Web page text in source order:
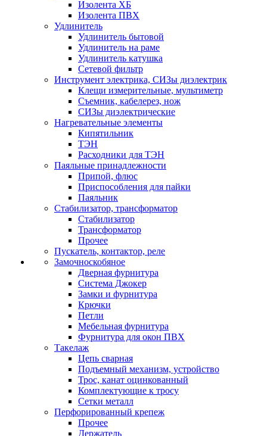
Изолента ХБ
Изолента ПВХ
Удлинитель
Удлинитель бытовой
Удлинитель на раме
Удлинитель катушка
Сетевой фильтр
Инструмент электрика, СИЗы диэлектрик
Клещи измерительные, мультиметр
Съемник, кабелерез, нож
СИЗы диэлектрические
Нагревательные элементы
Кипятильник
ТЭН
Расходники для ТЭН
Паяльные принадлежности
Припой, флюс
Приспособления для пайки
Паяльник
Стабилизатор, трансформатор
Стабилизатор
Трансформатор
Прочее
Пускатель, контактор, реле
Замочноскобяное
Дверная фурнитура
Система Джокер
Замки и фурнитура
Крючки
Петли
Мебельная фурнитура
Фурнитура для окон ПВХ
Такелаж
Цепь сварная
Подъемный механизм, устройство
Трос, канат оцинкованный
Комплектующие к тросу
Сетки металл
Перфорированный крепеж
Прочее
Держатель